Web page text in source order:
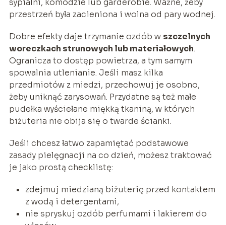
sypialni, komodzie lub garderobie. Ważne, żeby
przestrzeń była zacieniona i wolna od pary wodnej.
Dobre efekty daje trzymanie ozdób w szczelnych
woreczkach strunowych lub materiałowych.
Ogranicza to dostęp powietrza, a tym samym
spowalnia utlenianie. Jeśli masz kilka
przedmiotów z miedzi, przechowuj je osobno,
żeby uniknąć zarysowań. Przydatne są też małe
pudełka wyściełane miękką tkaniną, w których
biżuteria nie obija się o twarde ścianki.
Jeśli chcesz łatwo zapamiętać podstawowe
zasady pielęgnacji na co dzień, możesz traktować
je jako prostą checklistę:
zdejmuj miedzianą biżuterię przed kontaktem
z wodą i detergentami,
nie spryskuj ozdób perfumami i lakierem do